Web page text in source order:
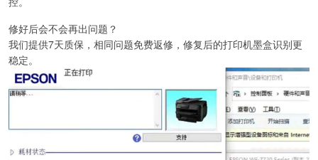
修好后会不会再出问题？
我们提供7天质保，相同问题免费返修，修复后的打印机墨盒识别更
稳定。